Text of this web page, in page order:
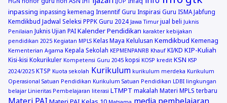
inpassing inpassing kemenag Insenntif Guru Inspirasi Guru ISMA Jabfung
Kemdikbud Jadwal Seleksi PPPK Guru 2024 Jawa Timur jual beli Juknis
Penilaian Juknis Ujian PAI Kalender Pendidikan karakter kebijakan
pendidikan 2025 Kegiatan MPLS Kelas Maya Kelulusan Kemdikbud Kemenag
Kementerian Agama Kepala Sekolah KEPMENPANRB Khauf KI/KD KIP-Kuliah
Kisi-kisi Kokurikuler Kompetensi Guru 2045 kopsi KOSP kredit KSN KSP
2024/2025 KTSP Kuota sekolah Kurikulum kurikulum merdeka Kurikulum
Operasional Satuan Pendidikan Kurikulum Satuan Pendidikan LDBI lingkungan
belajar Linieritas Pembelajaran literasi LTMPT makalah Materi MPLS terbaru